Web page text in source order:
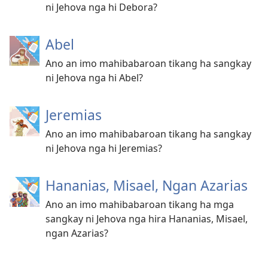
ni Jehova nga hi Debora?
Abel
Ano an imo mahibabaroan tikang ha sangkay
ni Jehova nga hi Abel?
Jeremias
Ano an imo mahibabaroan tikang ha sangkay
ni Jehova nga hi Jeremias?
Hananias, Misael, Ngan Azarias
Ano an imo mahibabaroan tikang ha mga
sangkay ni Jehova nga hira Hananias, Misael,
ngan Azarias?